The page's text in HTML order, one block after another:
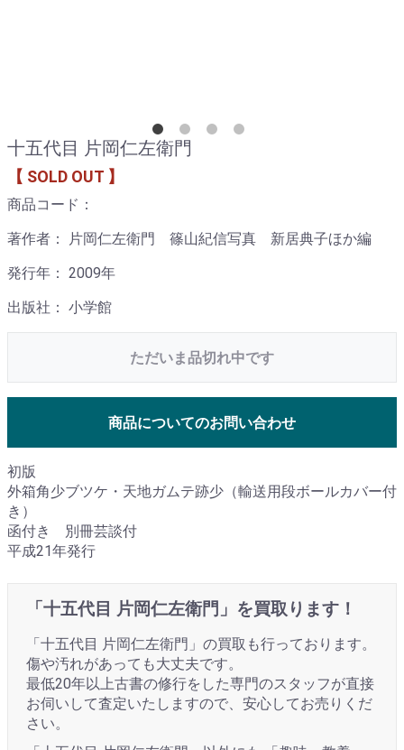
十五代目 片岡仁左衛門
【 SOLD OUT 】
商品コード：
著作者： 片岡仁左衛門 篠山紀信写真 新居典子ほか編
発行年： 2009年
出版社： 小学館
ただいま品切れ中です
商品についてのお問い合わせ
初版
外箱角少ブツケ・天地ガムテ跡少（輸送用段ボールカバー付
き）
函付き 別冊芸談付
平成21年発行
「十五代目 片岡仁左衛門」を買取ります！
「十五代目 片岡仁左衛門」の買取も行っております。
傷や汚れがあっても大丈夫です。
最低20年以上古書の修行をした専門のスタッフが直接
お伺いして査定いたしますので、安心してお売りくだ
さい。